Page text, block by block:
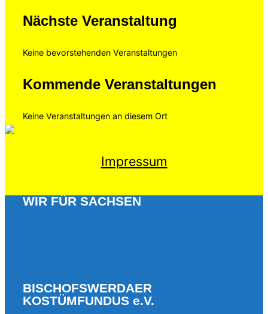
Nächste Veranstaltung
Keine bevorstehenden Veranstaltungen
Kommende Veranstaltungen
Keine Veranstaltungen an diesem Ort
Impressum
WIR FÜR SACHSEN
BISCHOFSWERDAER
KOSTÜMFUNDUS e.V.